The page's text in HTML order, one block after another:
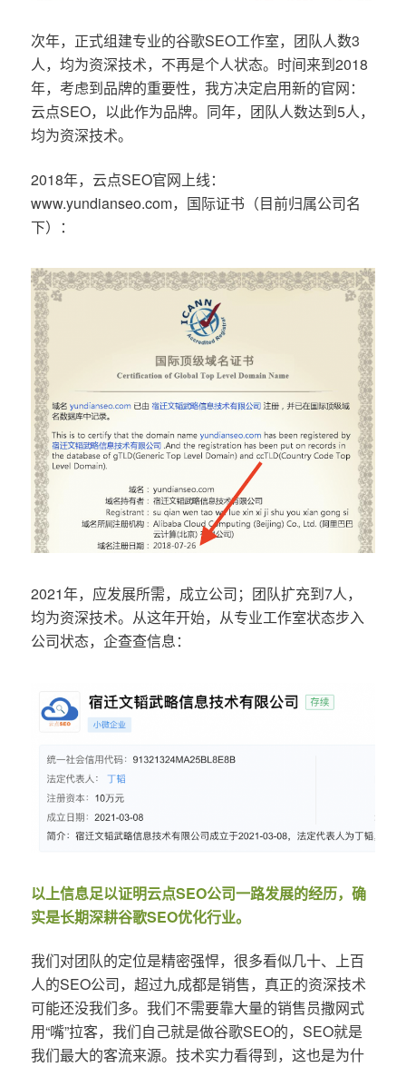
次年，正式组建专业的谷歌SEO工作室，团队人数3
人，均为资深技术，不再是个人状态。时间来到2018
年，考虑到品牌的重要性，我方决定启用新的官网：
云点SEO，以此作为品牌。同年，团队人数达到5人，
均为资深技术。
2018年，云点SEO官网上线：
www.yundianseo.com，国际证书（目前归属公司名
下）：
2021年，应发展所需，成立公司；团队扩充到7人，
均为资深技术。从这年开始，从专业工作室状态步入
公司状态，企查查信息：
以上信息足以证明云点SEO公司一路发展的经历，确
实是长期深耕谷歌SEO优化行业。
我们对团队的定位是精密强悍，很多看似几十、上百
人的SEO公司，超过九成都是销售，真正的资深技术
可能还没我们多。我们不需要靠大量的销售员撒网式
用“嘴”拉客，我们自己就是做谷歌SEO的，SEO就是
我们最大的客流来源。技术实力看得到，这也是为什